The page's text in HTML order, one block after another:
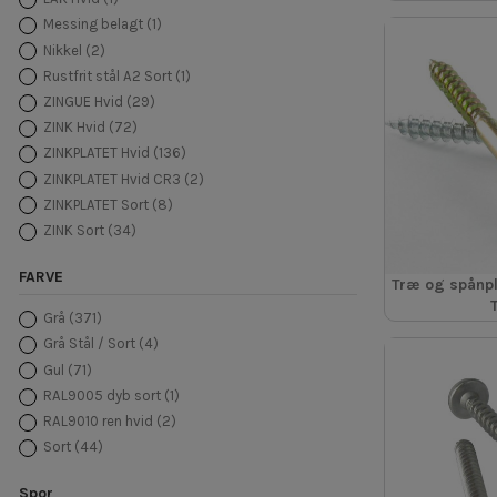
Træ og
3,5(1)
3,5(1)
3,5(1)
3,5(1)
3,5 (1)
3,5(1)
3,5(1)
3,5(1)
3,5(1)
3,5
3,5 (1)
3,5
(15)
(9)
4,5
Messing belagt (1)
Nikkel (2)
Rustfrit stål A2 Sort (1)
ZINGUE Hvid (29)
ZINK Hvid (72)
ZINKPLATET Hvid (136)
ZINKPLATET Hvid CR3 (2)
ZINKPLATET Sort (8)
ZINK Sort (34)
FARVE
Grå (371)
Grå Stål / Sort (4)
Gul (71)
RAL9005 dyb sort (1)
RAL9010 ren hvid (2)
Sort (44)